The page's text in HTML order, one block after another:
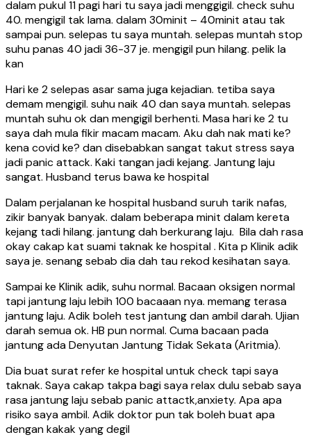
dalam pukul 11 pagi hari tu saya jadi menggigil. check suhu
40. mengigil tak lama. dalam 30minit – 40minit atau tak
sampai pun. selepas tu saya muntah. selepas muntah stop
suhu panas 40 jadi 36-37 je. mengigil pun hilang. pelik la
kan
Hari ke 2 selepas asar sama juga kejadian. tetiba saya
demam mengigil. suhu naik 40 dan saya muntah. selepas
muntah suhu ok dan mengigil berhenti. Masa hari ke 2 tu
saya dah mula fikir macam macam. Aku dah nak mati ke?
kena covid ke? dan disebabkan sangat takut stress saya
jadi panic attack. Kaki tangan jadi kejang. Jantung laju
sangat. Husband terus bawa ke hospital
Dalam perjalanan ke hospital husband suruh tarik nafas,
zikir banyak banyak. dalam beberapa minit dalam kereta
kejang tadi hilang. jantung dah berkurang laju. Bila dah rasa
okay cakap kat suami taknak ke hospital . Kita p Klinik adik
saya je. senang sebab dia dah tau rekod kesihatan saya.
Sampai ke Klinik adik, suhu normal. Bacaan oksigen normal
tapi jantung laju lebih 100 bacaaan nya. memang terasa
jantung laju. Adik boleh test jantung dan ambil darah. Ujian
darah semua ok. HB pun normal. Cuma bacaan pada
jantung ada Denyutan Jantung Tidak Sekata (Aritmia).
Dia buat surat refer ke hospital untuk check tapi saya
taknak. Saya cakap takpa bagi saya relax dulu sebab saya
rasa jantung laju sebab panic attactk,anxiety. Apa apa
risiko saya ambil. Adik doktor pun tak boleh buat apa
dengan kakak yang degil